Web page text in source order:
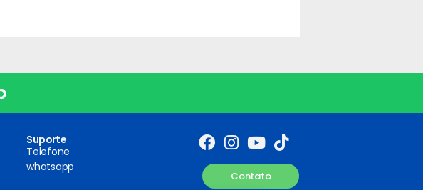
Suporte
Telefone
whatsapp
Contato